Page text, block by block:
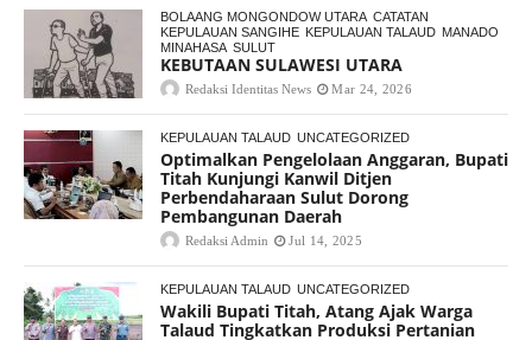
BOLAANG MONGONDOW UTARA CATATAN
KEPULAUAN SANGIHE KEPULAUAN TALAUD MANADO
MINAHASA SULUT
KEBUTAAN SULAWESI UTARA
Redaksi Identitas News Mar 24, 2026
KEPULAUAN TALAUD UNCATEGORIZED
Optimalkan Pengelolaan Anggaran, Bupati
Titah Kunjungi Kanwil Ditjen
Perbendaharaan Sulut Dorong
Pembangunan Daerah
Redaksi Admin Jul 14, 2025
KEPULAUAN TALAUD UNCATEGORIZED
Wakili Bupati Titah, Atang Ajak Warga
Talaud Tingkatkan Produksi Pertanian